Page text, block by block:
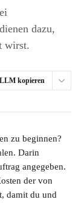
dazu,
wirst.
kopieren
zu beginnen?
Darin
angegeben.
der von
damit du und